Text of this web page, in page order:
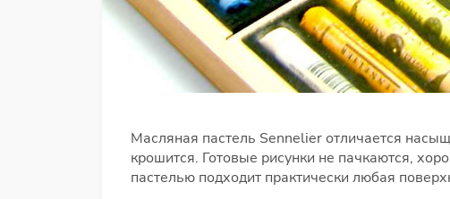
Масляная пастель Sennelier отличается
крошится. Готовые рисунки не пачкаются,
пастелью подходит практически любая